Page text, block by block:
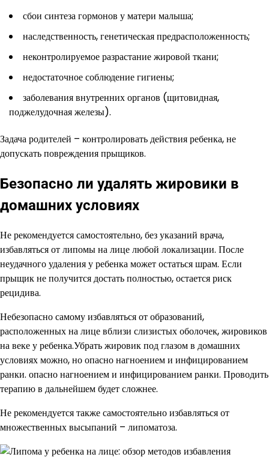
сбои синтеза гормонов у матери малыша;
наследственность, генетическая предрасположенность;
неконтролируемое разрастание жировой ткани;
недостаточное соблюдение гигиены;
заболевания внутренних органов (щитовидная,
поджелудочная железы).
Задача родителей – контролировать действия ребенка, не
допускать повреждения прыщиков.
Безопасно ли удалять жировики в
домашних условиях
Не рекомендуется самостоятельно, без указаний врача,
избавляться от липомы на лице любой локализации. После
неудачного удаления у ребенка может остаться шрам. Если
прыщик не получится достать полностью, остается риск
рецидива.
Небезопасно самому избавляться от образований,
расположенных на лице вблизи слизистых оболочек, жировиков
на веке у ребенка.Убрать жировик под глазом в домашних
условиях можно, но опасно нагноением и инфицированием
ранки. опасно нагноением и инфицированием ранки. Проводить
терапию в дальнейшем будет сложнее.
Не рекомендуется также самостоятельно избавляться от
множественных высыпаний – липоматоза.